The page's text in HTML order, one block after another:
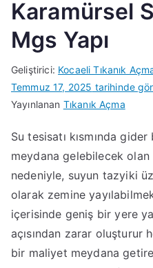
Karamürsel
Mgs Yapı
Geliştirici: Kocaeli Tıkanık
Temmuz 17, 2025 tarihinde
Yayınlanan Tıkanık Açma
Su tesisatı kısmında
meydana gelebilecek olan
nedeniyle, suyun tazyiki
olarak zemine
içerisinde geniş bir yere
açısından zarar oluşturur
bir maliyet meydana